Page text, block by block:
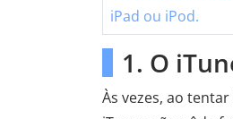
iPad ou iPod.
1. O
Às vezes, ao